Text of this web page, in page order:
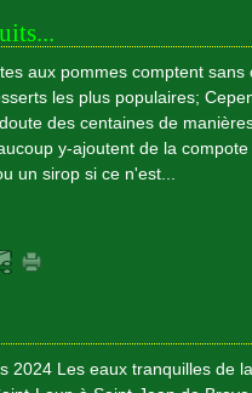
aux pommes comptent sans
les plus populaires;
des centaines de
y-ajoutent de la
un sirop si ce n'est...
2024 Les eaux tranquilles de